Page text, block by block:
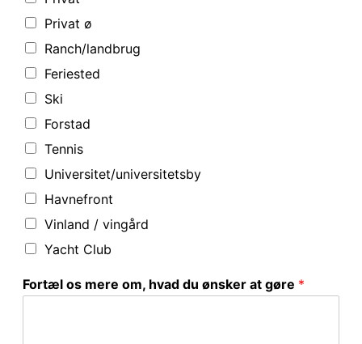
Privat ø
Ranch/landbrug
Feriested
Ski
Forstad
Tennis
Universitet/universitetsby
Havnefront
Vinland / vingård
Yacht Club
Fortæl os mere om, hvad du ønsker at gøre *